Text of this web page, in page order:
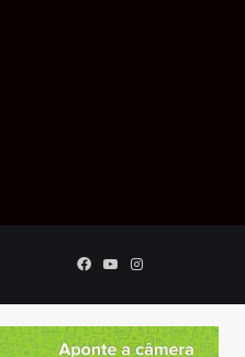
Facebook
YouTubeInstagram